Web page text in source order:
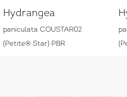
Hydrangea
paniculata COUSTAR02
(Petite® Star) PBR